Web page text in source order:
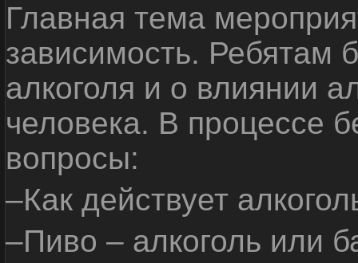
Главная тема
зависимость. Ребятам
алкоголя и о влиянии
человека. В процессе
вопросы:
–Как действует
–Пиво – алкоголь или